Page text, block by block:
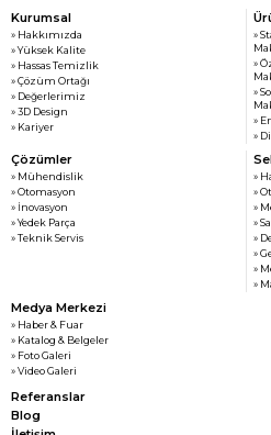
Kurumsal
» Hakkımızda
» Yüksek Kalite
» Hassas Temizlik
» Çözüm Ortağı
» Değerlerimiz
» 3D Design
» Kariyer
»
»
»
»
»
Çözümler
» Mühendislik
» Otomasyon
» İnovasyon
» Yedek Parça
» Teknik Servis
»
»
»
»
»
»
»
»
Medya Merkezi
» Haber & Fuar
» Katalog & Belgeler
» Foto Galeri
» Video Galeri
Referanslar
Blog